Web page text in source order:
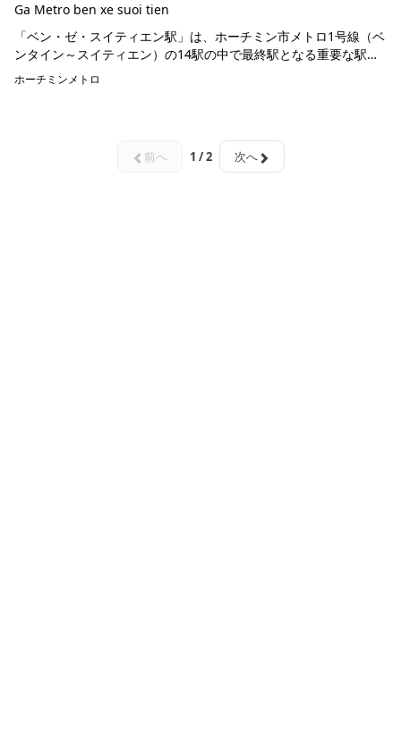
Ga Metro ben xe suoi tien
「ベン・ゼ・スイティエン駅」は、ホーチミン市メトロ1号線（ベ
ンタイン～スイティエン）の14駅の中で最終駅となる重要な駅で
す。この駅は、長さ137.5メートル、幅19メートル、高さ15.75メ
ート...
ホーチミンメトロ
前へ 1 / 2 次へ